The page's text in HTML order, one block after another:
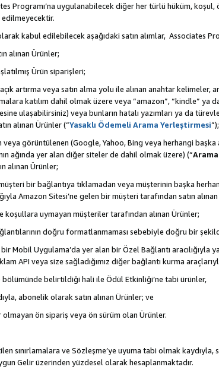
Programı’na uygulanabilecek diğer her türlü hüküm, koşul,
kabul edilebilecek aşağıdaki satın alımlar, Associates
alınan Ürünler;
Ürün siparişleri;
açık artırma veya satın alma yolu ile alınan anahtar
katılım dahil olmak üzere veya “amazon”, “kindle” ya
ulaşabilirsiniz) veya bunların hatalı yazımları ya da
alınan Ürünler (“Yasaklı Ödemeli Arama Yerleştirmesi”);
görüntülenen (Google, Yahoo, Bing veya herhangi
ağında yer alan diğer siteler de dahil olmak üzere) (“
alınan Ürünler;
bir bağlantıya tıklamadan veya müşterinin başka
Amazon Sitesi’ne gelen bir müşteri tarafından satın
koşullara uymayan müşteriler tarafından alınan Ürünler;
doğru formatlanmaması sebebiyle doğru bir
Mobil Uygulama’da yer alan bir Özel Bağlantı aracılığıyla
API veya size sağladığımız diğer bağlantı kurma
bölümünde belirtildiği hali ile Ödül Etkinliği’ne tabi ürünler,
abonelik olarak satın alınan Ürünler; ve
ön sipariş veya ön sürüm olan Ürünler.
sınırlamalara ve Sözleşme’ye uyuma tabi olmak kaydıyla,
Gelir üzerinden yüzdesel olarak hesaplanmaktadır.